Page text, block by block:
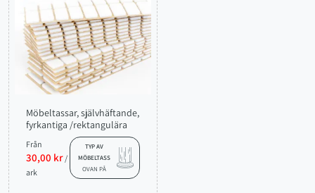
Möbeltassar, självhäftande,
fyrkantiga /rektangulära
Från
30,00 kr /
ark
TYP AV
MÖBELTASS
OVAN PÅ